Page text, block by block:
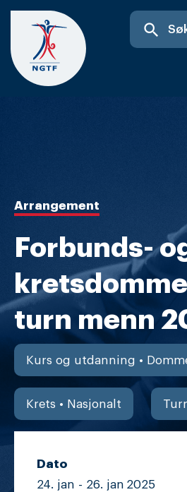
Skip
content
search
Arrangement
Forbunds-
turn menn
Kurs og utdanning •
Krets • Nasjonalt
Dato
24. jan - 26. jan 2025